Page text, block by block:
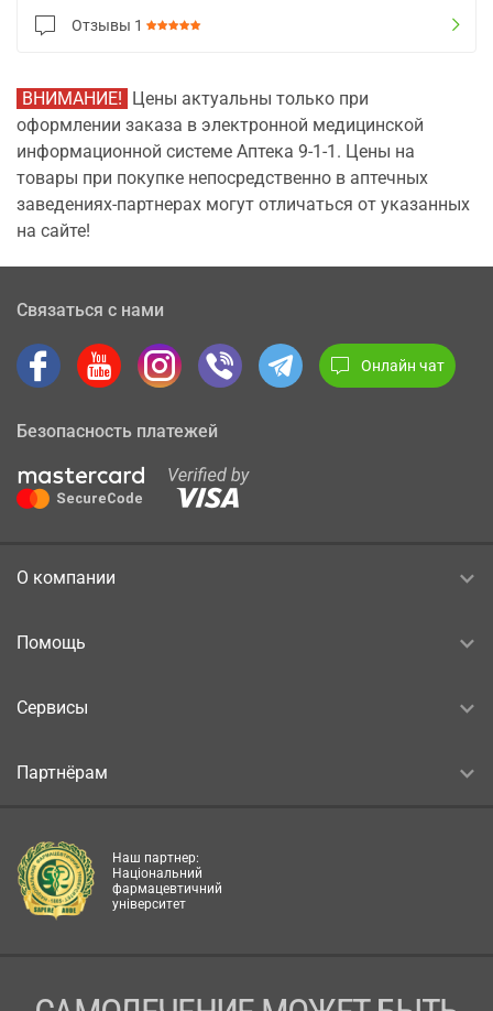
Отзывы 1
ВНИМАНИЕ! Цены актуальны только при
оформлении заказа в электронной медицинской
информационной системе Аптека 9-1-1. Цены на
товары при покупке непосредственно в аптечных
заведениях-партнерах могут отличаться от указанных
на сайте!
Связаться с нами
Онлайн чат
Безопасность платежей
О компании
Помощь
Сервисы
Партнёрам
Наш партнер:
Національний
фармацевтичний
університет